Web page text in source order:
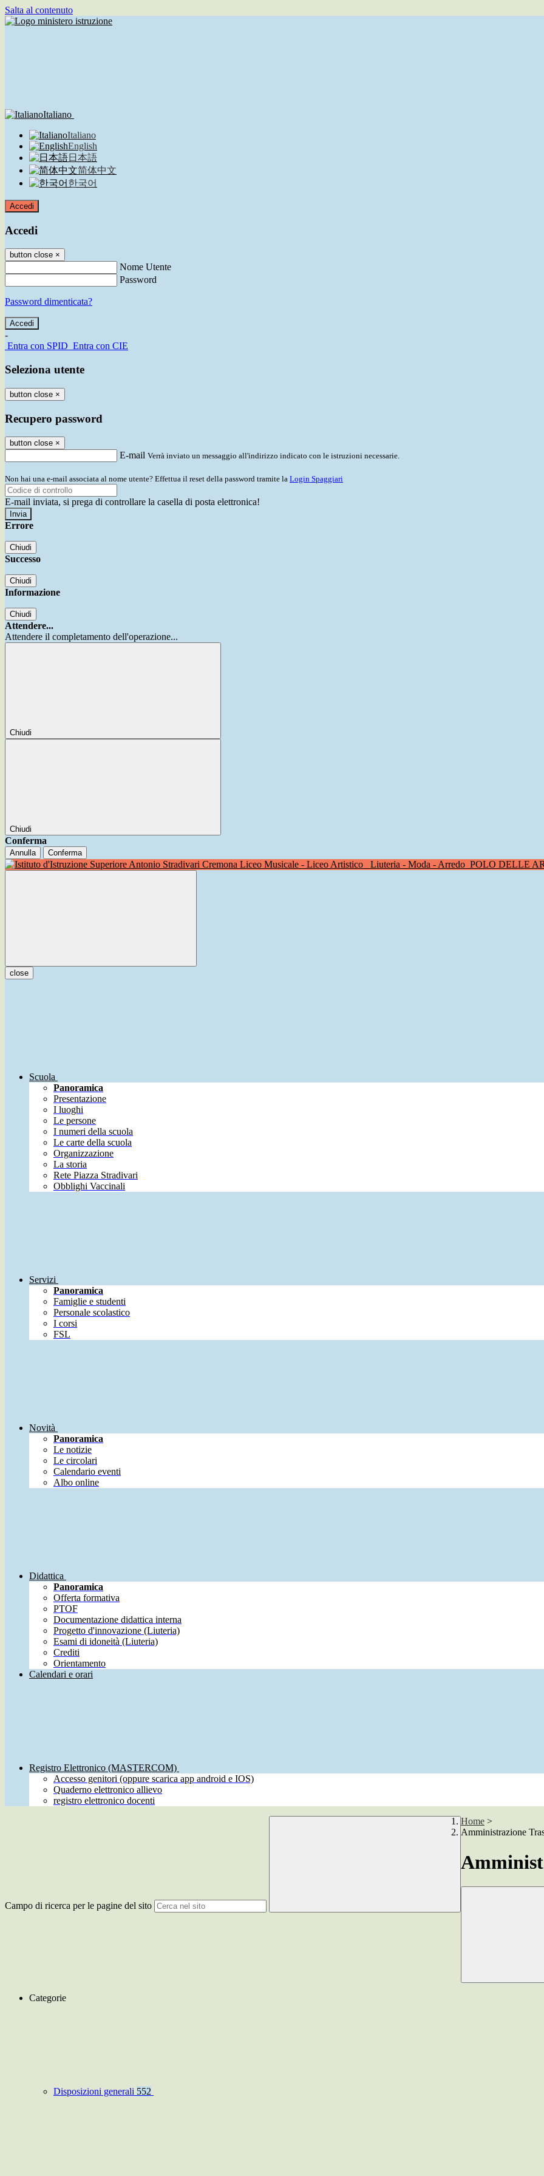
Salta al contenuto
Italiano
Italiano
English
日本語
简体中文
한국어
Accedi
Accedi
button close ×
Nome Utente
Password
Password dimenticata?
-
Entra con SPID Entra con CIE
Seleziona utente
button close ×
Recupero password
button close ×
E-mail Verrà inviato un messaggio all'indirizzo indicato con le istruzioni necessarie.
Non hai una e-mail associata al nome utente? Effettua il reset della password tramite la Login Spaggiari
E-mail inviata, si prega di controllare la casella di posta elettronica!
Errore
Chiudi
Successo
Chiudi
Informazione
Chiudi
Attendere...
Attendere il completamento dell'operazione...
Chiudi
Chiudi
Conferma
Annulla Conferma
Liceo Musicale - Liceo Artistico Liuteria - Moda - Arredo POLO DELLE
close
Scuola
Panoramica
Presentazione
I luoghi
Le persone
I numeri della scuola
Le carte della scuola
Organizzazione
La storia
Rete Piazza Stradivari
Obblighi Vaccinali
Servizi
Panoramica
Famiglie e studenti
Personale scolastico
I corsi
FSL
Novità
Panoramica
Le notizie
Le circolari
Calendario eventi
Albo online
Didattica
Panoramica
Offerta formativa
PTOF
Documentazione didattica interna
Progetto d'innovazione (Liuteria)
Esami di idoneità (Liuteria)
Crediti
Orientamento
Calendari e orari
Registro Elettronico (MASTERCOM)
Accesso genitori (oppure scarica app android e IOS)
Quaderno elettronico allievo
registro elettronico docenti
Campo di ricerca per le pagine del sito
Home >
Amministrazione
Categorie
Disposizioni generali 552